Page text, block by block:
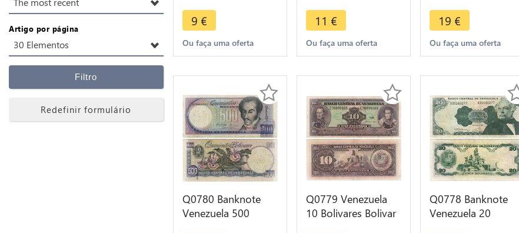
Artigo por página
30 Elementos
Filtro
Redefinir formulário
Antonio Paez 1990
UNC >Offer
9 €
Ou faça uma oferta
& Mariscal Sjre 1992
>Offer
11 €
Ou faça uma oferta
& Mariscal Sjre 1988
>Offer
19 €
Ou faça uma oferta
Q0780 Banknote
Venezuela 500
Q0779 Venezuela
10 Bolivares Bolivar
Q0778 Banknote
Venezuela 20